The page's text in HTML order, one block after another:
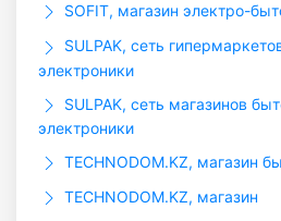
SOFIT, магазин электро-
SULPAK, сеть
электроники
SULPAK, сеть магазинов
электроники
TECHNODOM.KZ, магазин
TECHNODOM.KZ, магазин